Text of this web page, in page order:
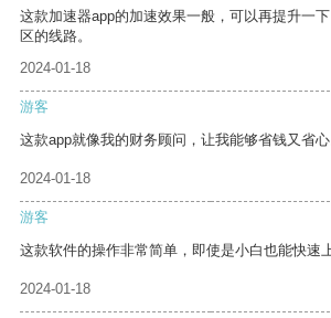
这款加速器app的加速效果一般，可以再提升一
区的线路。
2024-01-18
游客
这款app就像我的财务顾问，让我能够省钱又省心
2024-01-18
游客
这款软件的操作非常简单，即使是小白也能快速上
2024-01-18